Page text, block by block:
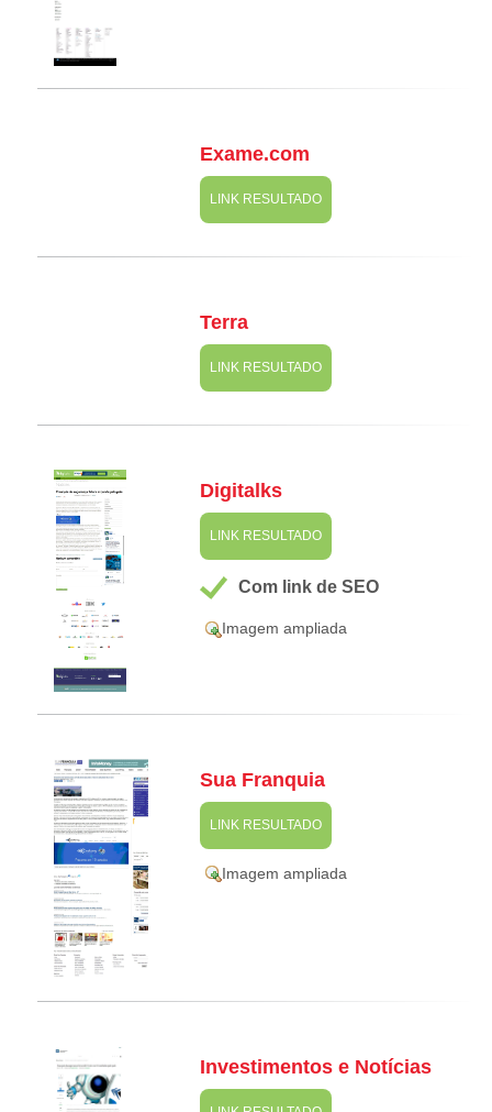
Exame.com
LINK RESULTADO
Terra
LINK RESULTADO
Digitalks
LINK RESULTADO
Com link de SEO
Imagem ampliada
Sua Franquia
LINK RESULTADO
Imagem ampliada
Investimentos e Notícias